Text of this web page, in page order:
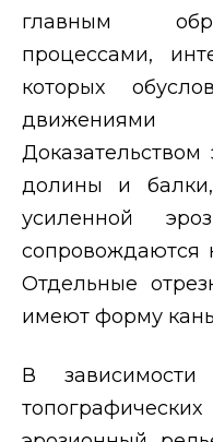
главным
процессами,
которых
долины и
усиленной
сопровождаются
Отдельные
имеют форму
В